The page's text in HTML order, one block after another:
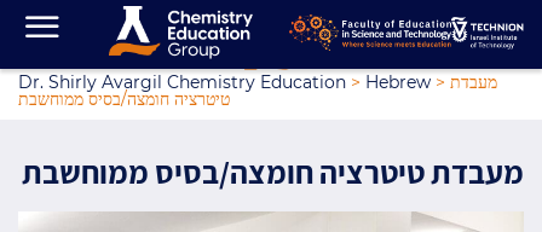
Dr. Shirly Avargil Chemistry Education > Hebrew > מעבדת
טיטרציה חומצה/בסיס ממוחשבת
מעבדת טיטרציה חומצה/בסיס ממוחשבת